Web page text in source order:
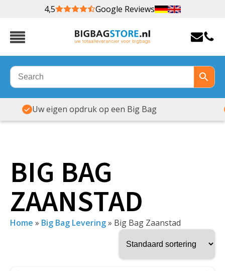
4,5 Google Reviews
Veel maten & soorten op voorraad
BIG BAG
ZAANSTAD
Home » Big Bag Levering» Big Bag Zaanstad